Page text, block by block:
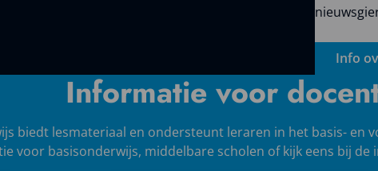
Info
Informatie voor
biedt lesmateriaal en ondersteunt leraren in het basis- en
voor basisonderwijs, middelbare scholen of kijk eens bij de